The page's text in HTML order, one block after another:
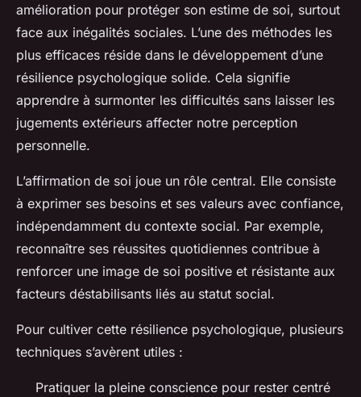
amélioration pour protéger son estime de soi, surtout
face aux inégalités sociales. L’une des méthodes les
plus efficaces réside dans le développement d’une
résilience psychologique solide. Cela signifie
apprendre à surmonter les difficultés sans laisser les
jugements extérieurs affecter notre perception
personnelle.
L’affirmation de soi joue un rôle central. Elle consiste
à exprimer ses besoins et ses valeurs avec confiance,
indépendamment du contexte social. Par exemple,
reconnaître ses réussites quotidiennes contribue à
renforcer une image de soi positive et résistante aux
facteurs déstabilisants liés au statut social.
Pour cultiver cette résilience psychologique, plusieurs
techniques s’avèrent utiles :
Pratiquer la pleine conscience pour rester centré